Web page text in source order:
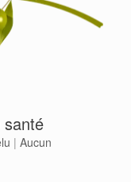
santé
| Aucun